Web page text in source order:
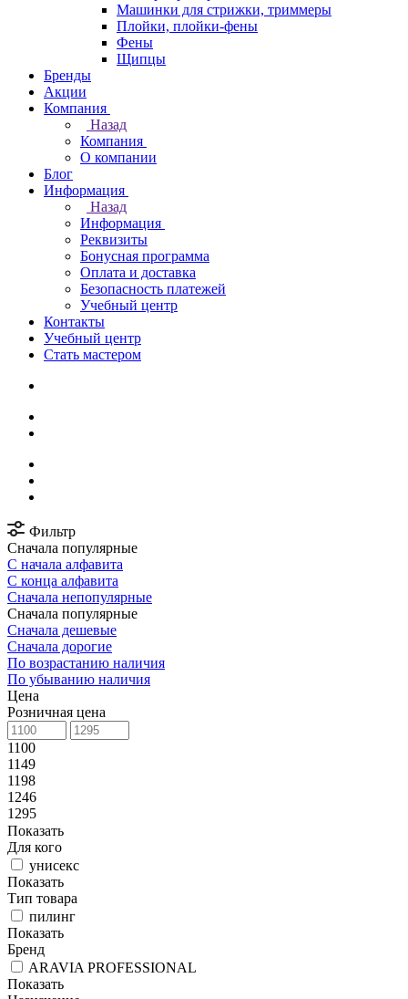
Машинки для стрижки, триммеры
Плойки, плойки-фены
Фены
Щипцы
Бренды
Акции
Компания
Назад
Компания
О компании
Блог
Информация
Назад
Информация
Реквизиты
Бонусная программа
Оплата и доставка
Безопасность платежей
Учебный центр
Контакты
Учебный центр
Стать мастером
Фильтр
Сначала популярные
С начала алфавита
С конца алфавита
Сначала непопулярные
Сначала популярные
Сначала дешевые
Сначала дорогие
По возрастанию наличия
По убыванию наличия
Цена
Розничная цена
1100
1149
1198
1246
1295
Показать
Для кого
унисекс
Показать
Тип товара
пилинг
Показать
Бренд
ARAVIA PROFESSIONAL
Показать